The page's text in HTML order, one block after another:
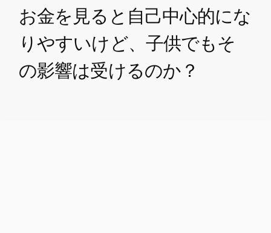
お金を見ると自己中心的にな
りやすいけど、子供でもそ
の影響は受けるのか？